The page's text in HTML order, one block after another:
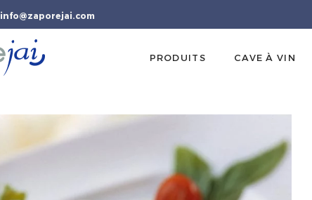
info@zaporejai.com
PRODUITS CAVE À VIN